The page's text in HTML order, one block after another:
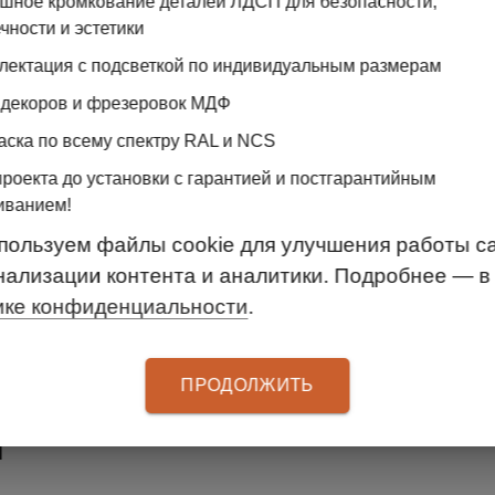
вас
мебель по индивидуальным размерам
и эстетики
с подсветкой по индивидуальным размерам
и фрезеровок МДФ
по всему спектру RAL и NCS
до установки с гарантией и постгарантийным
файлы cookie для улучшения работы
контента и аналитики. Подробнее — в
конфиденциальности.
ПРОДОЛЖИТЬ